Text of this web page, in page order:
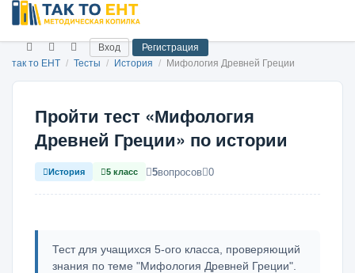
Вход
Регистрация
так то ЕНТ / Тесты / История / Мифология Древней Греции
Пройти тест «Мифология
Древней Греции» по истории
История 5 класс 5вопросов 0
Тест для учащихся 5-ого класса, проверяющий
знания по теме "Мифология Древней Греции".